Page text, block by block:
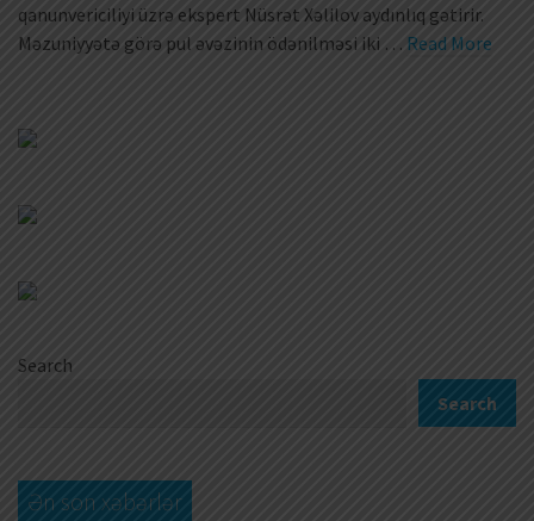
qanunvericiliyi üzrə ekspert Nüsrət Xəlilov aydınlıq gətirir.
Məzuniyyətə görə pul əvəzinin ödənilməsi iki … Read More
Search
Search
Ən son xəbərlər